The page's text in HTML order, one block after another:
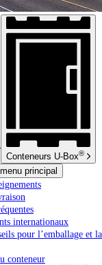
Conteneurs U-Box®
principal
internationaux
pour l’emballage et
conteneur